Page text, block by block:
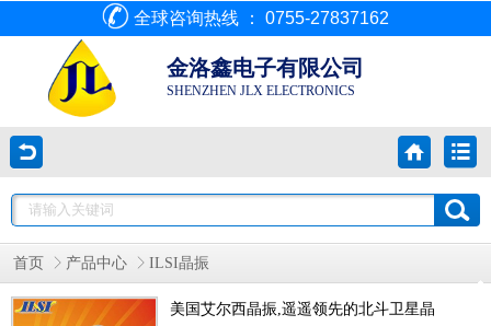
全球咨询热线 ： 0755-27837162
金洛鑫电子有限公司
SHENZHEN JLX ELECTRONICS
首页 产品中心 ILSI晶振
美国艾尔西晶振,遥遥领先的北斗卫星晶